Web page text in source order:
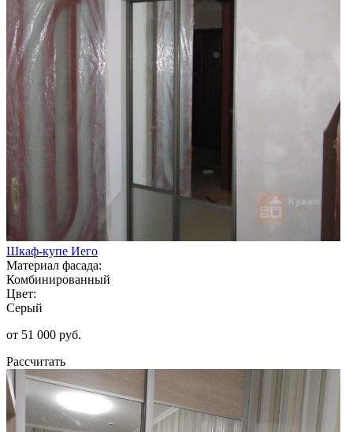
Шкаф-купе Иего
Материал фасада:
Комбинированный
Цвет:
Серый
от 51 000 руб.
Рассчитать